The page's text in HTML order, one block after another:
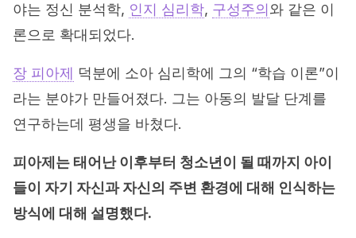
야는 정신 분석학, 인지 심리학, 구성주의와 같은 이
론으로 확대되었다.
장 피아제 덕분에 소아 심리학에 그의 “학습 이론”이
라는 분야가 만들어졌다. 그는 아동의 발달 단계를
연구하는데 평생을 바쳤다.
피아제는 태어난 이후부터 청소년이 될 때까지 아이
들이 자기 자신과 자신의 주변 환경에 대해 인식하는
방식에 대해 설명했다.